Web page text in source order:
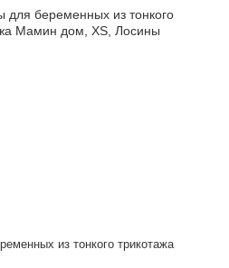
из тонкого трикотажа